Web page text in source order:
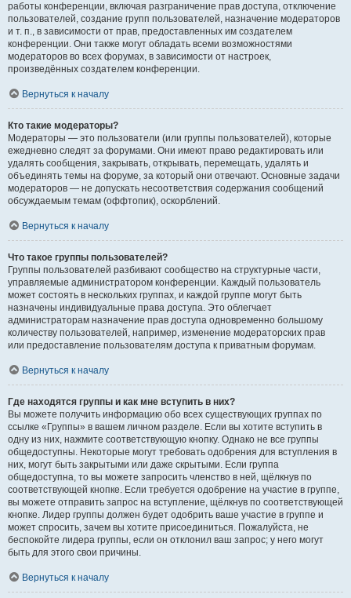
работы конференции, включая разграничение прав доступа, отключение
пользователей, создание групп пользователей, назначение модераторов
и т. п., в зависимости от прав, предоставленных им создателем
конференции. Они также могут обладать всеми возможностями
модераторов во всех форумах, в зависимости от настроек,
произведённых создателем конференции.
Вернуться к началу
Кто такие модераторы?
Модераторы — это пользователи (или группы пользователей), которые
ежедневно следят за форумами. Они имеют право редактировать или
удалять сообщения, закрывать, открывать, перемещать, удалять и
объединять темы на форуме, за который они отвечают. Основные задачи
модераторов — не допускать несоответствия содержания сообщений
обсуждаемым темам (оффтопик), оскорблений.
Вернуться к началу
Что такое группы пользователей?
Группы пользователей разбивают сообщество на структурные части,
управляемые администратором конференции. Каждый пользователь
может состоять в нескольких группах, и каждой группе могут быть
назначены индивидуальные права доступа. Это облегчает
администраторам назначение прав доступа одновременно большому
количеству пользователей, например, изменение модераторских прав
или предоставление пользователям доступа к приватным форумам.
Вернуться к началу
Где находятся группы и как мне вступить в них?
Вы можете получить информацию обо всех существующих группах по
ссылке «Группы» в вашем личном разделе. Если вы хотите вступить в
одну из них, нажмите соответствующую кнопку. Однако не все группы
общедоступны. Некоторые могут требовать одобрения для вступления в
них, могут быть закрытыми или даже скрытыми. Если группа
общедоступна, то вы можете запросить членство в ней, щёлкнув по
соответствующей кнопке. Если требуется одобрение на участие в группе,
вы можете отправить запрос на вступление, щёлкнув по соответствующей
кнопке. Лидер группы должен будет одобрить ваше участие в группе и
может спросить, зачем вы хотите присоединиться. Пожалуйста, не
беспокойте лидера группы, если он отклонил ваш запрос; у него могут
быть для этого свои причины.
Вернуться к началу